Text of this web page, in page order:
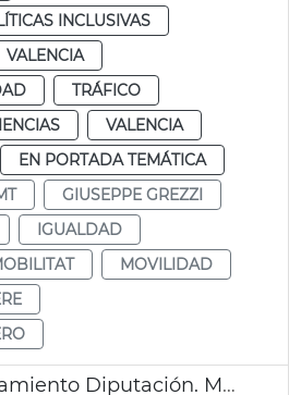
INCLUSIVAS
VALENCIA
TRÁFICO
VALENCIA
EN PORTADA TEMÁTICA
GIUSEPPE GREZZI
IGUALDAD
MOVILIDAD
Reunión Ayuntamiento Diputación. Massarrojos y Benifaraig